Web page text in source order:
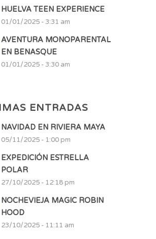
HUELVA TEEN EXPERIENCE
01/01/2025 - 3:31 am
AVENTURA MONOPARENTAL
EN BENASQUE
01/01/2025 - 3:30 am
ENTRADAS
NAVIDAD EN RIVIERA MAYA
05/11/2025 - 1:00 pm
EXPEDICIÓN ESTRELLA
POLAR
27/10/2025 - 12:18 pm
NOCHEVIEJA MAGIC ROBIN
HOOD
23/10/2025 - 11:11 am